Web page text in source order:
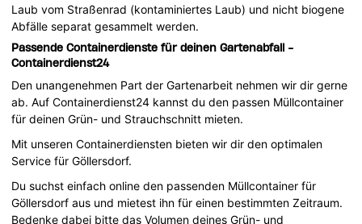
Laub vom Straßenrad (kontaminiertes Laub) und nicht biogene
Abfälle separat gesammelt werden.
Passende Containerdienste für deinen Gartenabfall -
Containerdienst24
Den unangenehmen Part der Gartenarbeit nehmen wir dir gerne
ab. Auf Containerdienst24 kannst du den passen Müllcontainer
für deinen Grün- und Strauchschnitt mieten.
Mit unseren Containerdiensten bieten wir dir den optimalen
Service für Göllersdorf.
Du suchst einfach online den passenden Müllcontainer für
Göllersdorf aus und mietest ihn für einen bestimmten Zeitraum.
Bedenke dabei bitte das Volumen deines Grün- und